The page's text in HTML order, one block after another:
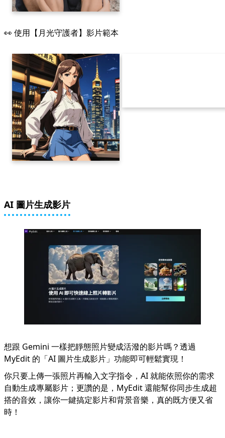
👀 使用【月光守護者】影片範本
AI 圖片生成影片
想跟 Gemini 一樣把靜態照片變成活潑的影片嗎？透過
MyEdit 的「AI 圖片生成影片 」功能即可輕鬆實現！
你只要上傳一張照片再輸入文字指令，AI 就能依照你的需求
自動生成專屬影片；更讚的是，MyEdit 還能幫你同步生成超
搭的音效，讓你一鍵搞定影片和背景音樂，真的既方便又省
時！